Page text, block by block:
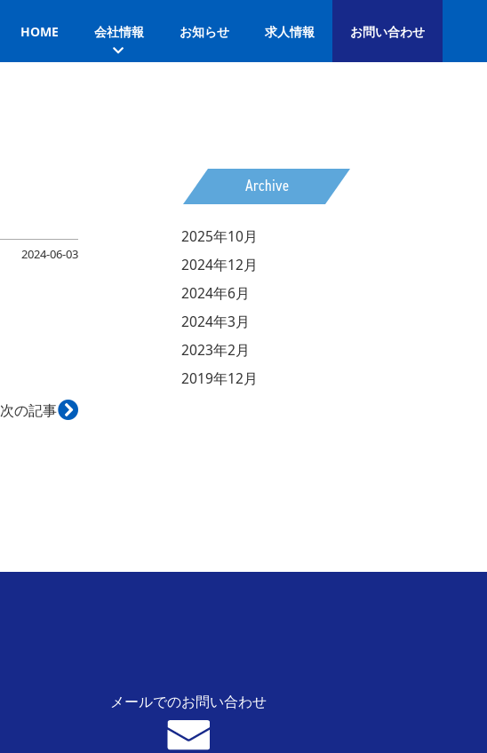
HOME 会社情報 お知らせ 求人情報 お問い合わせ
2024-06-03
次の記事
Archive
2025年10月
2024年12月
2024年6月
2024年3月
2023年2月
2019年12月
メールでのお問い合わせ